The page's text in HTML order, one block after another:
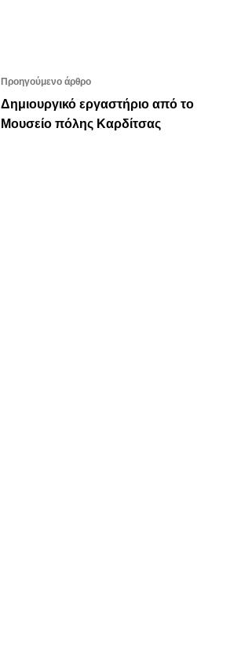
Προηγούμενο άρθρο
Δημιουργικό εργαστήριο από το
Μουσείο πόλης Καρδίτσας